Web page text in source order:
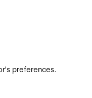
preferences.